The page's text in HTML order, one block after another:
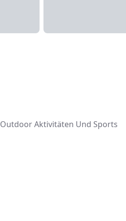
Outdoor Aktivitäten Und Sports